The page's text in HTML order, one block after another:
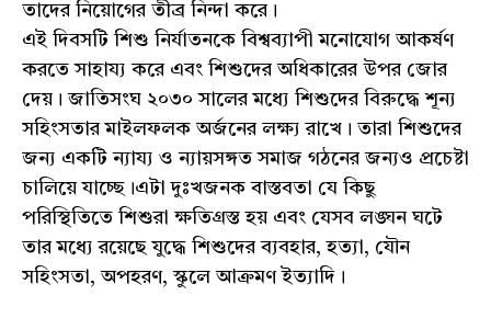
তাদের নিয়োগের তীব্র নিন্দা করে।
এই দিবসটি শিশু নির্যাতনকে বিশ্বব্যাপী মনোযোগ আকর্ষণ
করতে সাহায্য করে এবং শিশুদের অধিকারের উপর জোর
দেয়। জাতিসংঘ ২০৩০ সালের মধ্যে শিশুদের বিরুদ্ধে শূন্য
সহিংসতার মাইলফলক অর্জনের লক্ষ্য রাখে। তারা শিশুদের
জন্য একটি ন্যায্য ও ন্যায়সঙ্গত সমাজ গঠনের জন্যও প্রচেষ্টা
চালিয়ে যাচ্ছে।এটা দুঃখজনক বাস্তবতা যে কিছু
পরিস্থিতিতে শিশুরা ক্ষতিগ্রস্ত হয় এবং যেসব লঙ্ঘন ঘটে
তার মধ্যে রয়েছে যুদ্ধে শিশুদের ব্যবহার, হত্যা, যৌন
সহিংসতা, অপহরণ, স্কুলে আক্রমণ ইত্যাদি।